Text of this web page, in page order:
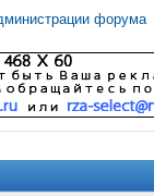
форума